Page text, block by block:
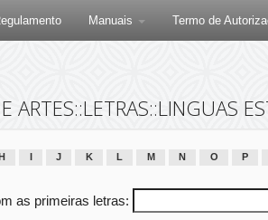
Manuais Termo de
H J K L M N O P
as primeiras letras: